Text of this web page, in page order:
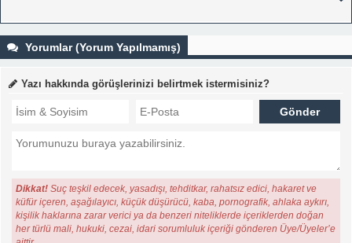
Yorumlar (Yorum Yapılmamış)
Yazı hakkında görüşlerinizi belirtmek istermisiniz?
Dikkat! Suç teşkil edecek, yasadışı, tehditkar, rahatsız edici, hakaret ve
küfür içeren, aşağılayıcı, küçük düşürücü, kaba, pornografik, ahlaka aykırı,
kişilik haklarına zarar verici ya da benzeri niteliklerde içeriklerden doğan
her türlü mali, hukuki, cezai, idari sorumluluk içeriği gönderen Üye/Üyeler’e